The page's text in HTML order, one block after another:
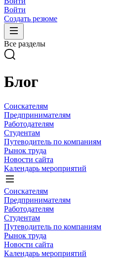
Войти
Создать резюме
Все разделы
Блог
Соискателям
Предпринимателям
Работодателям
Студентам
Путеводитель по компаниям
Рынок труда
Новости сайта
Календарь мероприятий
Соискателям
Предпринимателям
Работодателям
Студентам
Путеводитель по компаниям
Рынок труда
Новости сайта
Календарь мероприятий